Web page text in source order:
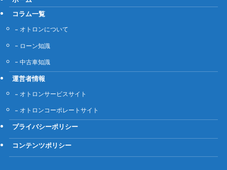
コラム一覧
オトロンについて
ローン知識
中古車知識
運営者情報
オトロンサービスサイト
オトロンコーポレートサイト
プライバシーポリシー
コンテンツポリシー